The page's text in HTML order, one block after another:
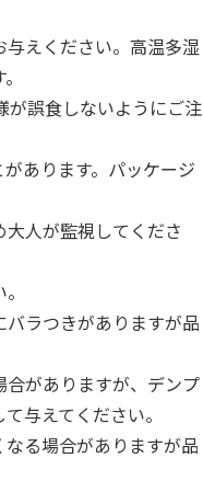
与えください。高温多湿
が誤食しないようにご注
あります。パッケージ
人が監視してくださ
バラつきがありますが品
合がありますが、デンプ
与えてください。
る場合がありますが品